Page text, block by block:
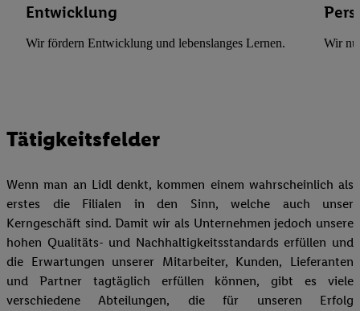
Entwicklung
Wir fördern Entwicklung und lebenslanges Lernen. Wir
Tätigkeitsfelder
Wenn man an Lidl denkt, kommen einem wahrscheinlich als
erstes die Filialen in den Sinn, welche auch unser
Kerngeschäft sind. Damit wir als Unternehmen jedoch unsere
hohen Qualitäts- und Nachhaltigkeitsstandards erfüllen und
die Erwartungen unserer Mitarbeiter, Kunden, Lieferanten
und Partner tagtäglich erfüllen können, gibt es viele
verschiedene Abteilungen, die für unseren Erfolg